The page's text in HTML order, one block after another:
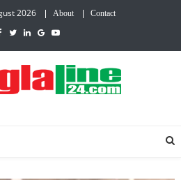
2026 About Contact